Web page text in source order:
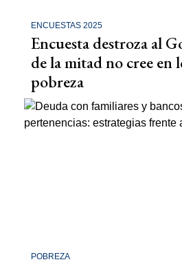
ENCUESTAS 2025
Encuesta destroza al
de la mitad no cree en
pobreza
POBREZA